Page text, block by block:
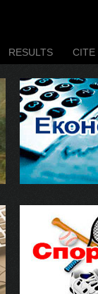
RESULTS CITE